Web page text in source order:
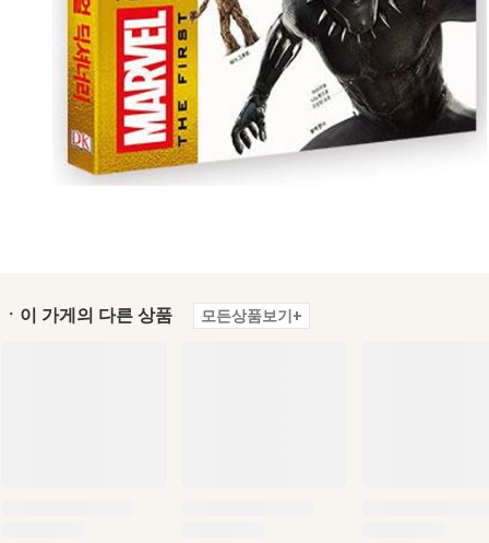
ㆍ이 가게의 다른 상품 모든상품보기+